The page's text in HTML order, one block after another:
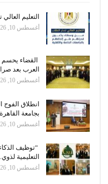
التعليم
أغسطس 10, 2026
القضاء يحسم
العرب بعد
أغسطس 10, 2026
انطلاق
بجامعة القاهرة
أغسطس 10, 2026
“توظيف
التعليمية
أغسطس 10, 2026